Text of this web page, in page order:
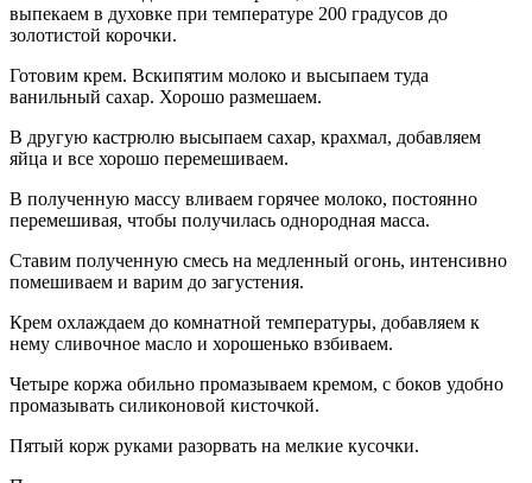
выпекаем в духовке при температуре 200 градусов до
золотистой корочки.
Готовим крем. Вскипятим молоко и высыпаем туда
ванильный сахар. Хорошо размешаем.
В другую кастрюлю высыпаем сахар, крахмал, добавляем
яйца и все хорошо перемешиваем.
В полученную массу вливаем горячее молоко, постоянно
перемешивая, чтобы получилась однородная масса.
Ставим полученную смесь на медленный огонь, интенсивно
помешиваем и варим до загустения.
Крем охлаждаем до комнатной температуры, добавляем к
нему сливочное масло и хорошенько взбиваем.
Четыре коржа обильно промазываем кремом, с боков удобно
промазывать силиконовой кисточкой.
Пятый корж руками разорвать на мелкие кусочки.